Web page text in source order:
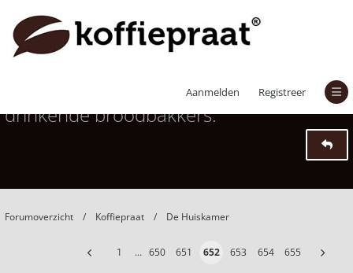
Aanmelden Registreer
Het grote broodbaktopic voor koffie
drinkende broodbakkers.
Forumoverzicht Koffiepraat De Huiskamer
1 … 650 651 652 653 654 655